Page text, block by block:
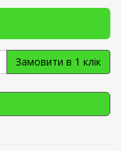
Замовити в 1 клік